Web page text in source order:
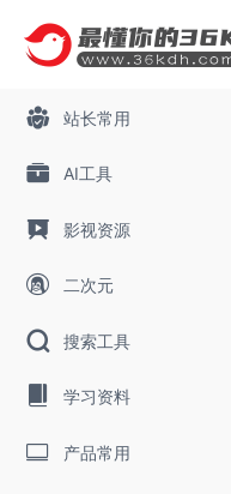
站长常用
AI工具
影视资源
二次元
搜索工具
学习资料
产品常用